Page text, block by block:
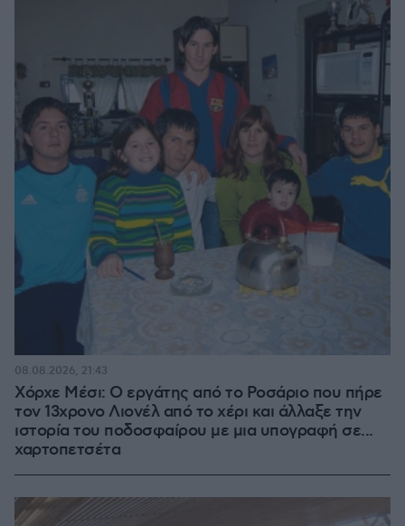
Χόρχε Μέσι: Ο εργάτης από το Ροσάριο που πήρε
τον 13χρονο Λιονέλ από το χέρι και άλλαξε την
ιστορία του ποδοσφαίρου με μια υπογραφή σε...
χαρτοπετσέτα
08.08.2026, 21:43